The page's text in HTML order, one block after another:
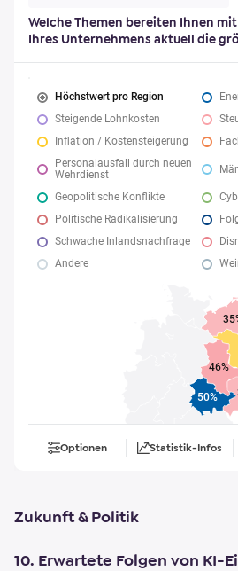
Welche Themen bereiten Ihnen
Ihres Unternehmens aktuell die
Höchstwert pro Region
Steigende Lohnkosten
Inflation / Kostensteigerung
Personalausfall durch neuen
Wehrdienst
Geopolitische Konflikte
Politische Radikalisierung
Schwache Inlandsnachfrage
Andere
46%
50%
Optionen Statistik-Infos
Zukunft & Politik
10. Erwartete Folgen von KI-